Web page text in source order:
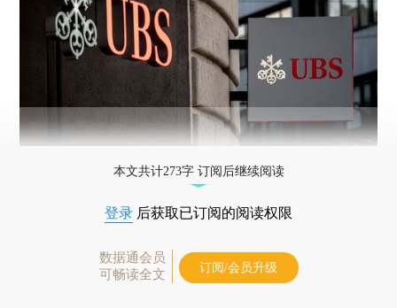
本文共计273字 订阅后继续阅读
登录 后获取已订阅的阅读权限
数据通会员
可畅读全文
订阅/会员升级